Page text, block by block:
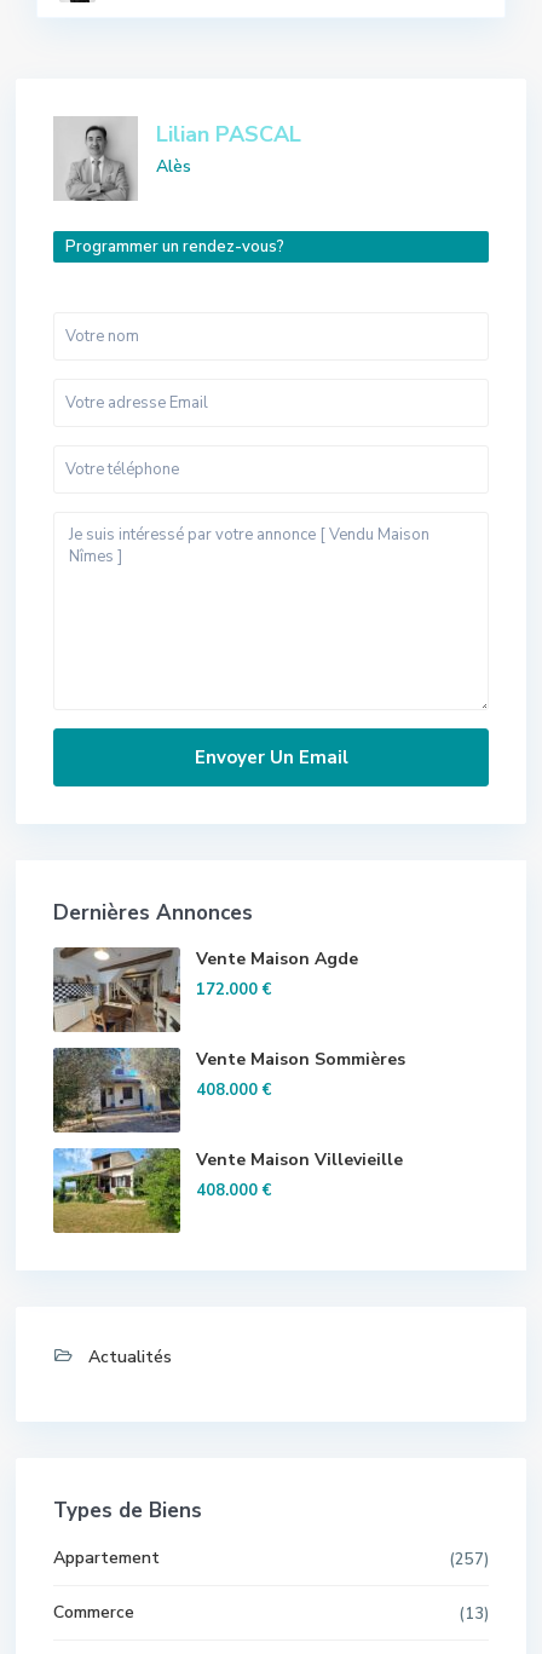
Lilian PASCAL
Alès
Programmer un rendez-vous?
Dernières Annonces
Vente Maison Agde
172.000 €
Vente Maison Sommières
408.000 €
Vente Maison Villevieille
408.000 €
Actualités
Types de Biens
Appartement (257)
Commerce (13)